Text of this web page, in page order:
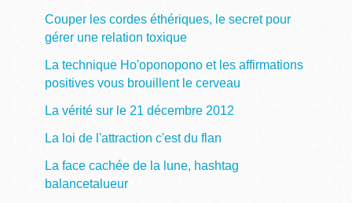
Couper les cordes éthériques, le secret pour
gérer une relation toxique
La technique Ho'oponopono et les affirmations
positives vous brouillent le cerveau
La vérité sur le 21 décembre 2012
La loi de l'attraction c'est du flan
La face cachée de la lune, hashtag
balancetalueur